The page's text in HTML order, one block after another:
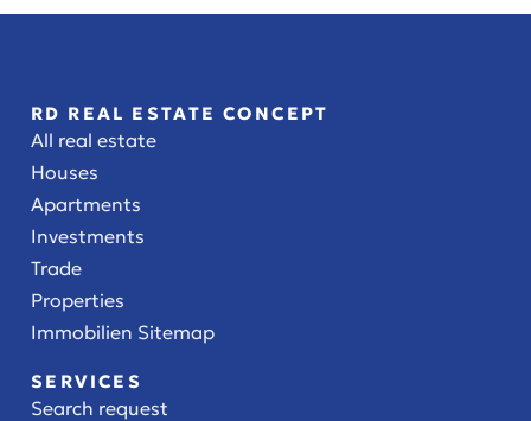
RD REAL ESTATE CONCEPT
All real estate
Houses
Apartments
Investments
Trade
Properties
Immobilien Sitemap
SERVICES
Search request